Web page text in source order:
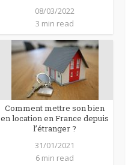
08/03/2022
3 min read
Comment mettre son bien
en location en France depuis
l’étranger ?
31/01/2021
6 min read